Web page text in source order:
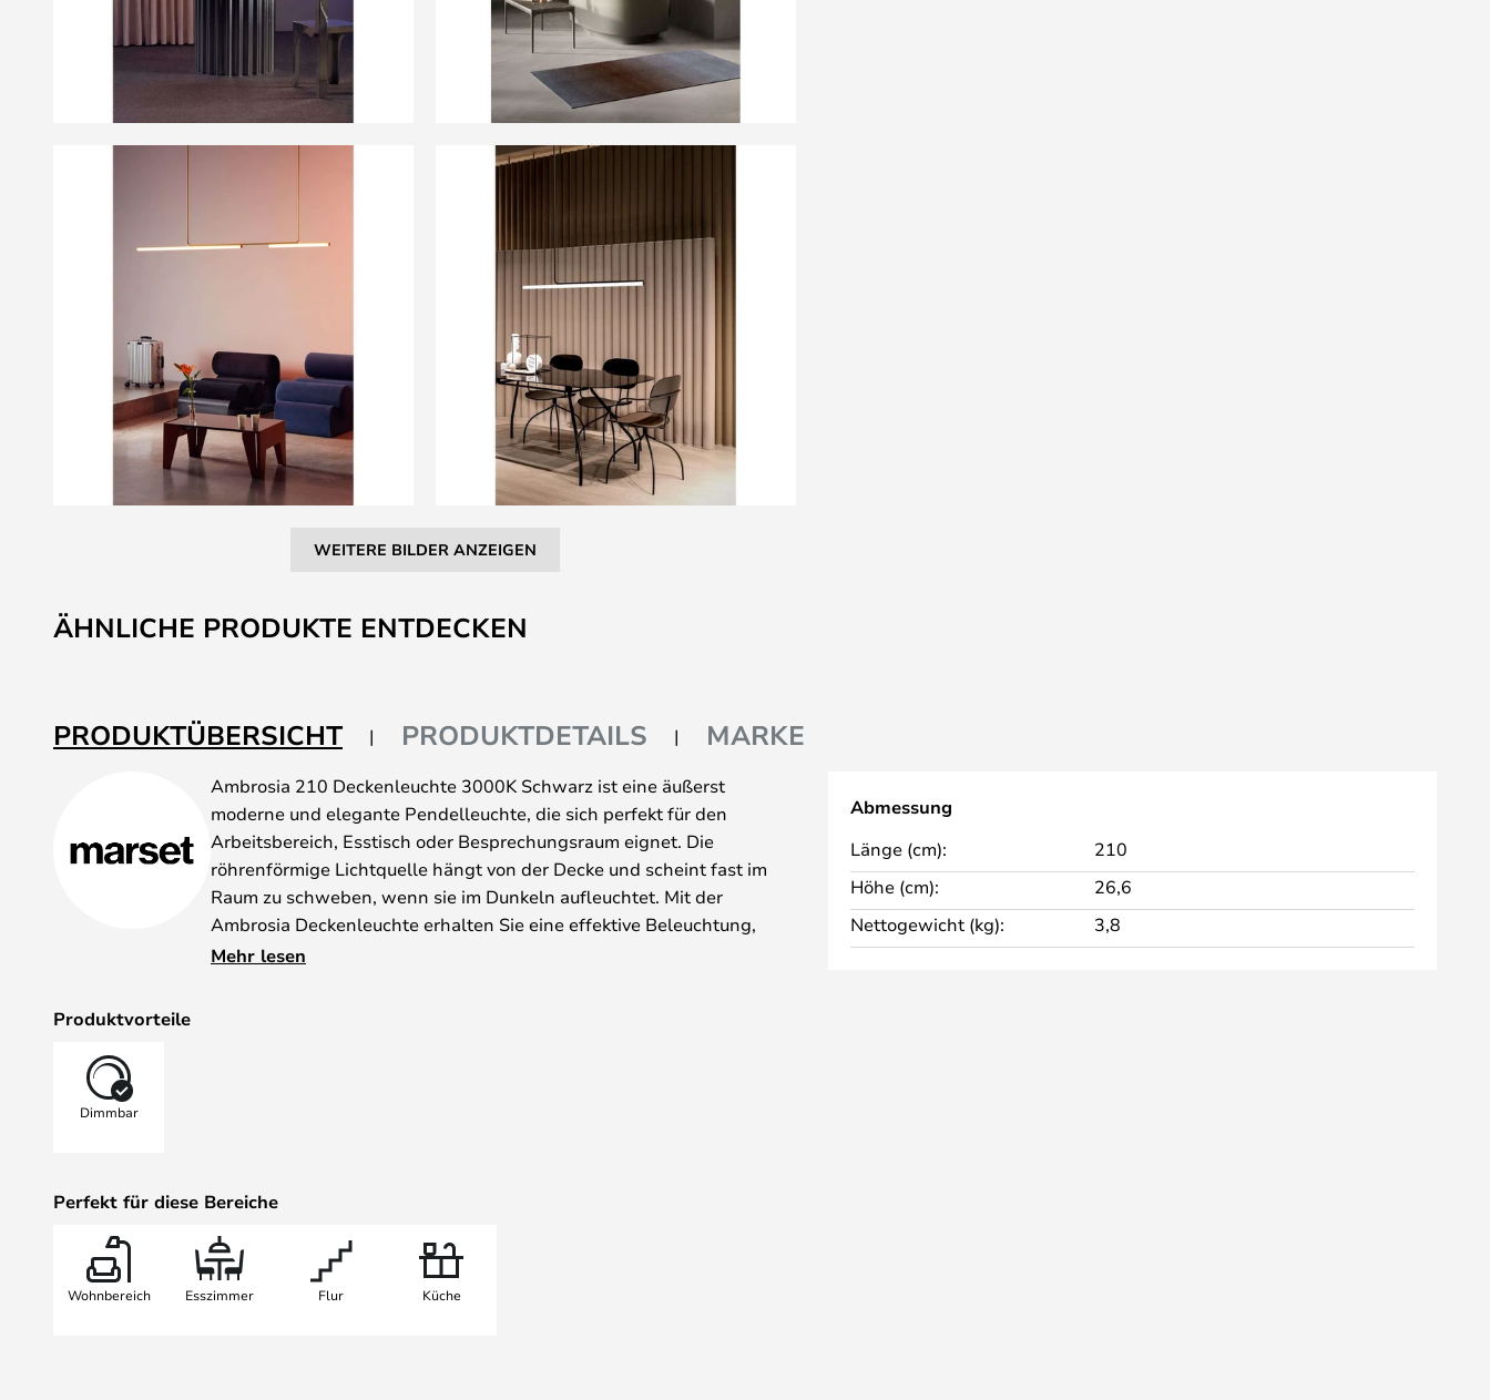
WEITERE BILDER ANZEIGEN
Anfang
der
ÄHNLICHE PRODUKTE ENTDECKEN
PRODUKTÜBERSICHT PRODUKTDETAILS MARKE
Ambrosia 210 Deckenleuchte 3000K Schwarz ist eine äußerst
moderne und elegante Pendelleuchte, die sich perfekt für den
Arbeitsbereich, Esstisch oder Besprechungsraum eignet. Die
röhrenförmige Lichtquelle hängt von der Decke und scheint fast im
Raum zu schweben, wenn sie im Dunkeln aufleuchtet. Mit der
Ambrosia Deckenleuchte erhalten Sie eine effektive Beleuchtung,
wie wir sie von der traditionellen Leuchtstofflampe kennen,
einem Finish in Schwarz oder Gold.
Mehr lesen
Produktvorteile
Dimmbar
Perfekt für diese Bereiche
Wohnbereich Esszimmer Flur Küche
Abmessung
Länge (cm):
210
Höhe (cm):
26,6
Nettogewicht (kg):
3,8